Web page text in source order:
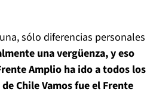
sólo diferencias personales
una vergüenza, y eso
Amplio ha ido a todos los
Chile Vamos fue el Frente